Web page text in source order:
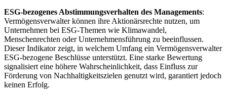
ESG-bezogenes Abstimmungsverhalten des Managements:
Vermögensverwalter können ihre Aktionärsrechte nutzen, um
Unternehmen bei ESG-Themen wie Klimawandel,
Menschenrechten oder Unternehmensführung zu beeinflussen.
Dieser Indikator zeigt, in welchem Umfang ein Vermögensverwalter
ESG-bezogene Beschlüsse unterstützt. Eine starke Bewertung
signalisiert eine höhere Wahrscheinlichkeit, dass Einfluss zur
Förderung von Nachhaltigkeitszielen genutzt wird, garantiert jedoch
keinen Erfolg.